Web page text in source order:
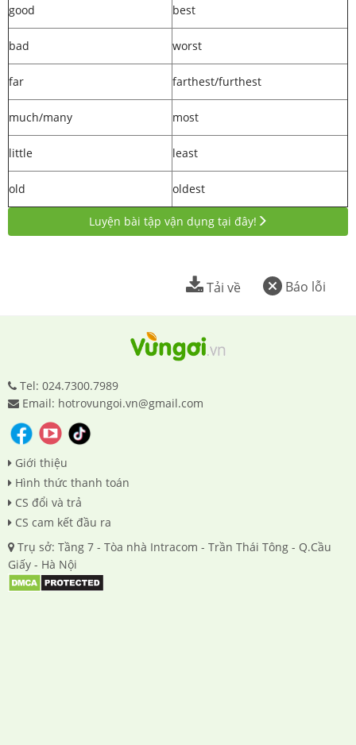
good best
bad worst
far farthest/furthest
much/many most
little least
old oldest
Luyện bài tập vận dụng tại đây!
Báo lỗi
Tải về
Tel: 024.7300.7989
Email: hotrovungoi.vn@gmail.com
Giới thiệu
Hình thức thanh toán
CS đổi và trả
CS cam kết đầu ra
Trụ sở: Tầng 7 - Tòa nhà Intracom - Trần Thái Tông - Q.Cầu
Giấy - Hà Nội